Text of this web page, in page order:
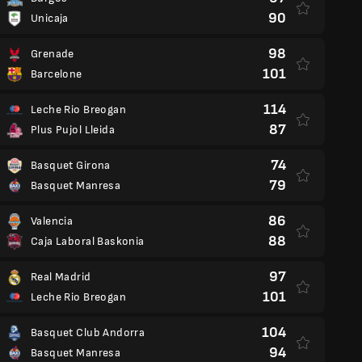
Unicaja
90
Grenade
Barcelone
98
101
Leche Rio Breogan
Plus Pujol Lleida
114
87
Basquet Girona
Basquet Manresa
74
79
Valencia
Caja Laboral Baskonia
86
88
Real Madrid
Leche Rio Breogan
97
101
Basquet Club Andorra
Basquet Manresa
104
94